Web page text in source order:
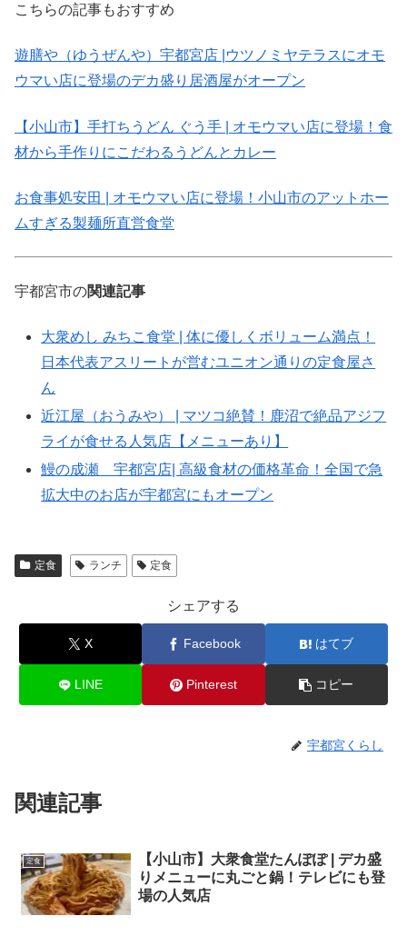
こちらの記事もおすすめ
遊膳や（ゆうぜんや）宇都宮店 |ウツノミヤテラスにオモ
ウマい店に登場のデカ盛り居酒屋がオープン
【小山市】手打ちうどん ぐう手 | オモウマい店に登場！食
材から手作りにこだわるうどんとカレー
お食事処安田 | オモウマい店に登場！小山市のアットホー
ムすぎる製麺所直営食堂
宇都宮市の関連記事
大衆めし みちこ食堂 | 体に優しくボリューム満点！
日本代表アスリートが営むユニオン通りの定食屋さ
ん
近江屋（おうみや） | マツコ絶賛！鹿沼で絶品アジフ
ライが食せる人気店【メニューあり】
鰻の成瀬 宇都宮店| 高級食材の価格革命！全国で急
拡大中のお店が宇都宮にもオープン
定食 ランチ 定食
シェアする
X Facebook はてブ
LINE Pinterest コピー
宇都宮くらし
関連記事
定食
【小山市】大衆食堂たんぽぽ | デカ盛
りメニューに丸ごと鍋！テレビにも登
場の人気店